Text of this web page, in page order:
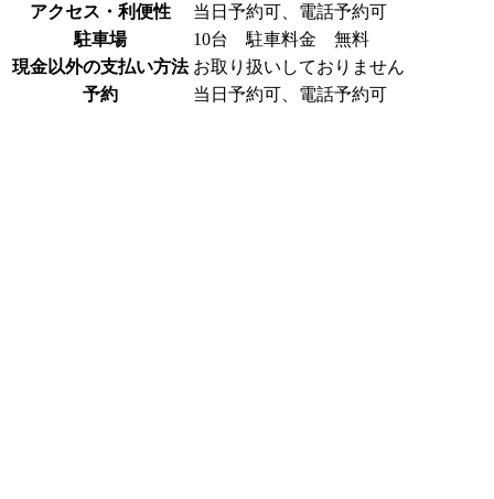
アクセス・利便性
当日予約可、電話予約可
駐車場
10台 駐車料金 無料
現金以外の支払い方法 お取り扱いしておりません
予約
当日予約可、電話予約可